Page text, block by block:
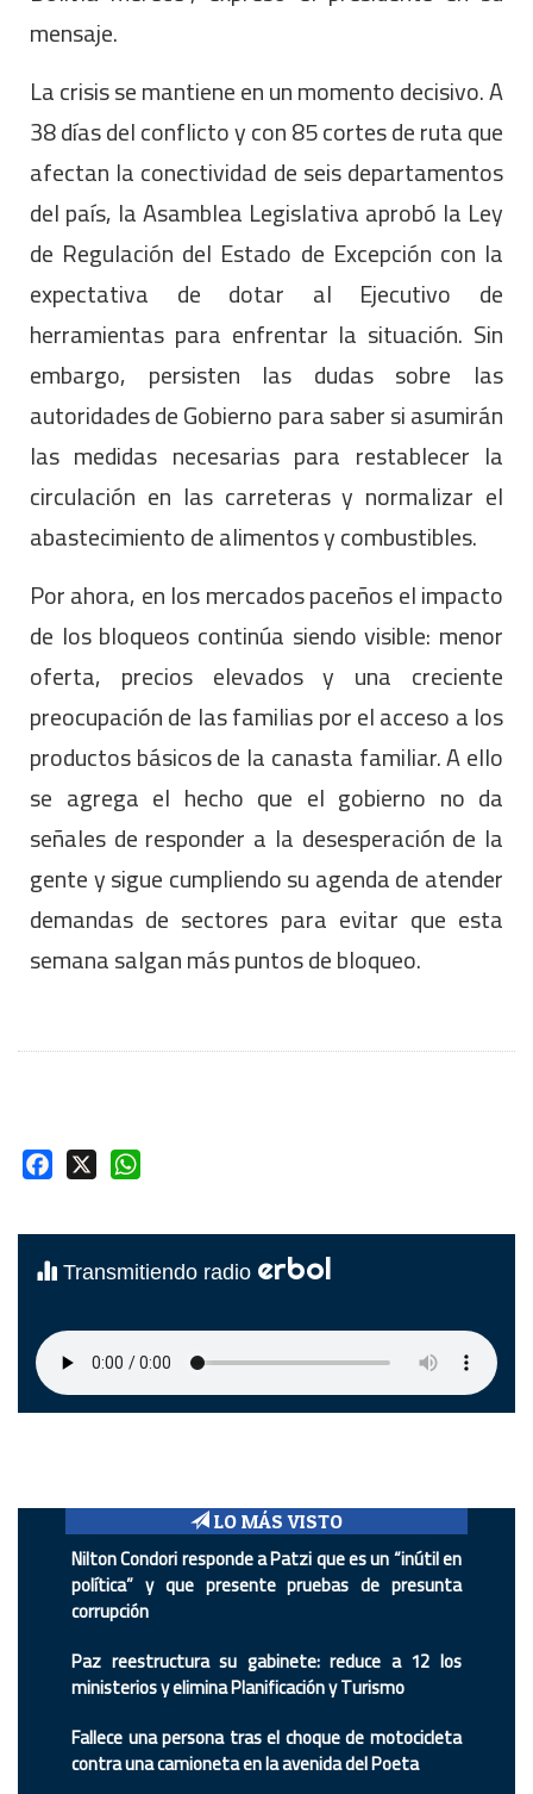
mensaje.
La crisis se mantiene en un momento decisivo. A
38 días del conflicto y con 85 cortes de ruta que
afectan la conectividad de seis departamentos
del país, la Asamblea Legislativa aprobó la Ley
de Regulación del Estado de Excepción con la
expectativa de dotar al Ejecutivo de
herramientas para enfrentar la situación. Sin
embargo, persisten las dudas sobre las
autoridades de Gobierno para saber si asumirán
las medidas necesarias para restablecer la
circulación en las carreteras y normalizar el
abastecimiento de alimentos y combustibles.
Por ahora, en los mercados paceños el impacto
de los bloqueos continúa siendo visible: menor
oferta, precios elevados y una creciente
preocupación de las familias por el acceso a los
productos básicos de la canasta familiar. A ello
se agrega el hecho que el gobierno no da
señales de responder a la desesperación de la
gente y sigue cumpliendo su agenda de atender
demandas de sectores para evitar que esta
semana salgan más puntos de bloqueo.
Facebook
Transmitiendo radio erbol
LO MÁS VISTO
Nilton Condori responde a Patzi que es un “inútil en
política” y que presente pruebas de presunta
corrupción
Paz reestructura su gabinete: reduce a 12 los
ministerios y elimina Planificación y Turismo
Fallece una persona tras el choque de motocicleta
contra una camioneta en la avenida del Poeta